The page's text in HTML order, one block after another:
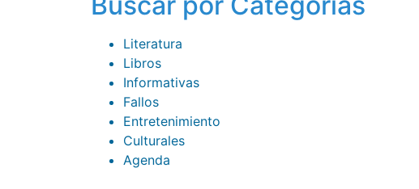
Literatura
Libros
Informativas
Fallos
Entretenimiento
Culturales
Agenda